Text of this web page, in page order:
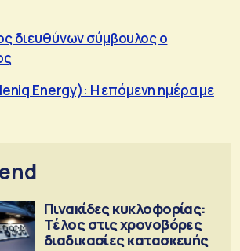
διευθύνων σύμβουλος ο
Energy): Η επόμενη ημέρα με
Πινακίδες κυκλοφορίας:
Τέλος στις χρονοβόρες
διαδικασίες κατασκευής